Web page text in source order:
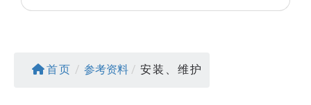
首页 / 参考资料 / 安装、维护